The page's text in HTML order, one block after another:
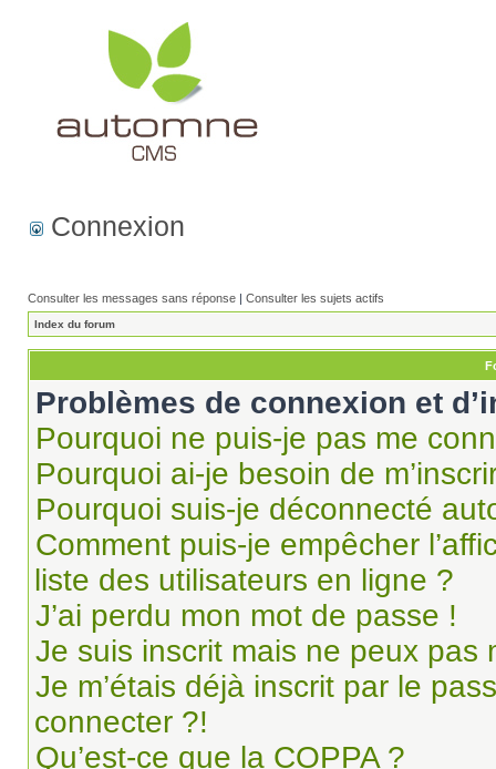
Connexion
Consulter les messages sans réponse | Consulter les sujets actifs
Index du forum
Problèmes de connexion et
Pourquoi ne puis-je pas me
Pourquoi ai-je besoin de
Pourquoi suis-je déconnecté
Comment puis-je empêcher
liste des utilisateurs en ligne ?
J’ai perdu mon mot de passe !
Je suis inscrit mais ne peux pas
Je m’étais déjà inscrit par le
connecter ?!
Qu’est-ce que la COPPA ?